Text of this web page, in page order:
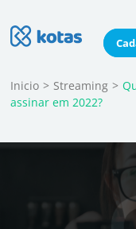
to
(Press
Enter)
Blog do
Dicas e conteúdo
Inicio > Streaming >
assinar em 2022?